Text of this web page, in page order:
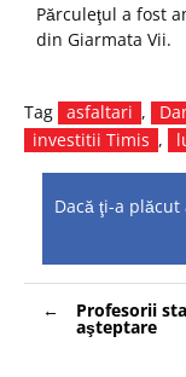
Părculeţul a fost
din Giarmata Vii.
Tag asfaltari ,
investitii Timis ,
Dacă ţi-a
Navigare
în
articole
Profesorii
aşteptare